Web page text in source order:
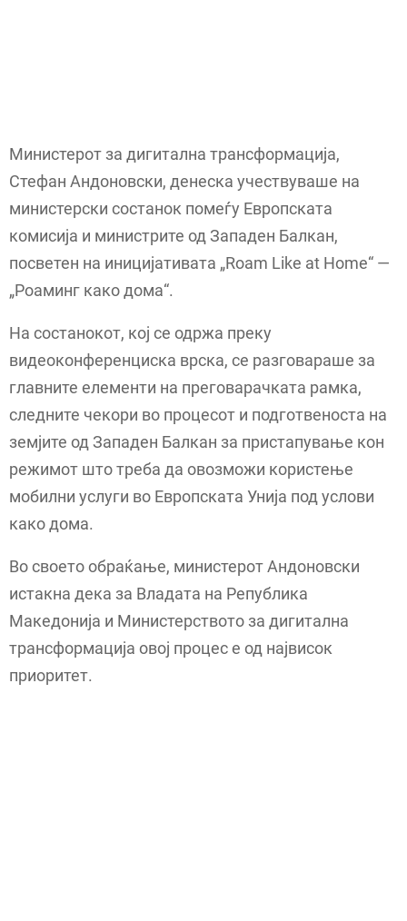
Министерот за дигитална трансформација,
Стефан Андоновски, денеска учествуваше на
министерски состанок помеѓу Европската
комисија и министрите од Западен Балкан,
посветен на иницијативата „Roam Like at Home“ —
„Роаминг како дома“.
На состанокот, кој се одржа преку
видеоконференциска врска, се разговараше за
главните елементи на преговарачката рамка,
следните чекори во процесот и подготвеноста на
земјите од Западен Балкан за пристапување кон
режимот што треба да овозможи користење
мобилни услуги во Европската Унија под услови
како дома.
Во своето обраќање, министерот Андоновски
истакна дека за Владата на Република
Македонија и Министерството за дигитална
трансформација овој процес е од највисок
приоритет.